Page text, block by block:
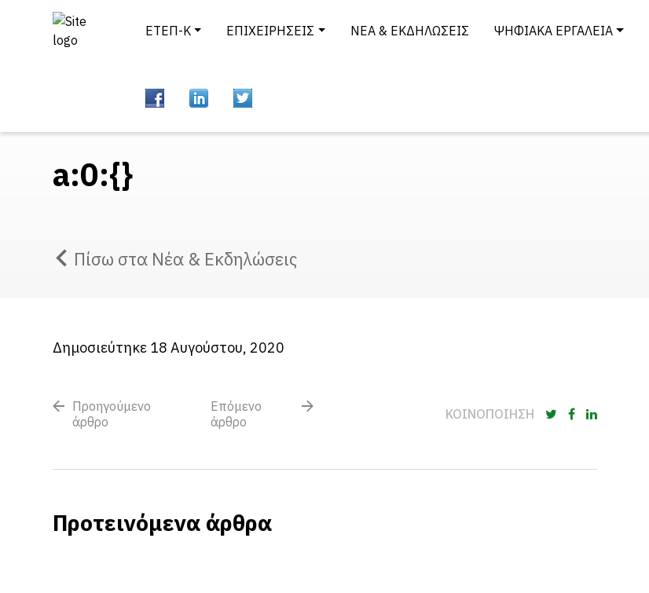
ΕΤΕΠ-Κ ΕΠΙΧΕΙΡΗΣΕΙΣ ΝΈΑ & ΕΚΔΗΛΏΣΕΙΣ ΨΗΦΙΑΚΆ ΕΡΓΑΛΕΊΑ
a:0:{}
Πίσω στα Νέα & Εκδηλώσεις
Δημοσιεύτηκε 18 Αυγούστου, 2020
Προηγούμενο
άρθρο
Επόμενο
άρθρο
ΚΟΙΝΟΠΟΙΗΣΗ
Προτεινόμενα άρθρα